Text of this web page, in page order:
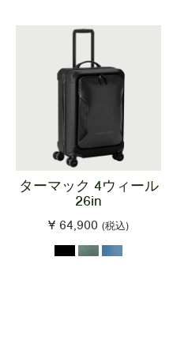
ターマック 4ウィール
26in
¥ 64,900 (税込)